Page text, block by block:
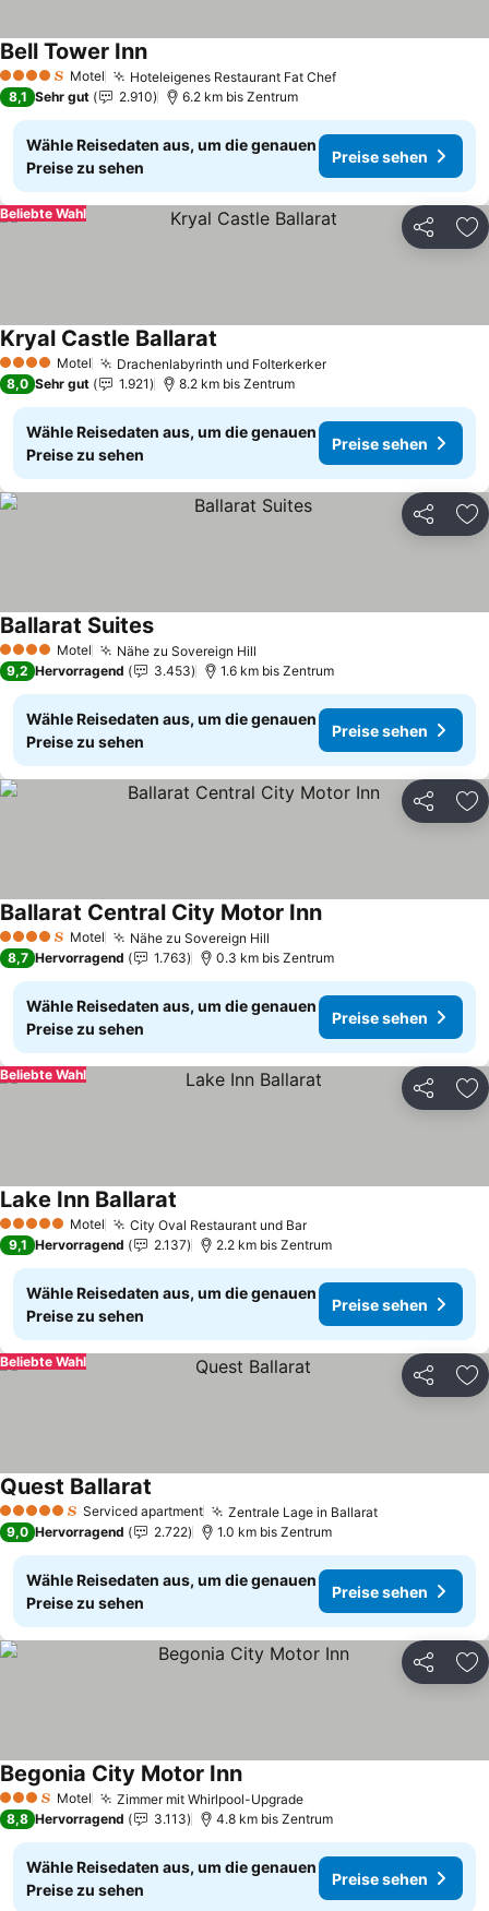
4 Sterne Motel Hoteleigenes Restaurant Fat ChefPreise sehen
Bell Tower InnPreise sehen
8,1 Sehr gut 2.910 6.2 km bis Zentrum
Wähle Reisedaten aus, um die genauen
Preise zu sehen
Preise sehen
Teilen
Beliebte Wahl
4 Sterne Motel Drachenlabyrinth und FolterkerkerPreise sehen
Kryal Castle Ballarat
8,0 Sehr gut 1.921 8.2 km bis Zentrum
Wähle Reisedaten aus, um die genauen
Preise zu sehen
Preise sehen
Teilen
4 Sterne Motel Nähe zu Sovereign Hill
Ballarat SuitesPreise sehen
9,2 Hervorragend 3.453 1.6 km bis Zentrum
Wähle Reisedaten aus, um die genauen
Preise zu sehen
Preise sehen
Teilen
4 Sterne Motel Nähe zu Sovereign Hill
Ballarat Central City Motor InnPreise sehen
8,7 Hervorragend 1.763 0.3 km bis Zentrum
Wähle Reisedaten aus, um die genauen
Preise zu sehen
Preise sehen
Teilen
Beliebte Wahl
5 Sterne Motel City Oval Restaurant und BarPreise sehen
Lake Inn Ballarat
9,1 Hervorragend 2.137 2.2 km bis Zentrum
Wähle Reisedaten aus, um die genauen
Preise zu sehen
Preise sehen
Teilen
Beliebte Wahl
5 Sterne Serviced apartment Zentrale Lage in BallaratPreise sehen
Quest Ballarat
9,0 Hervorragend 2.722 1.0 km bis Zentrum
Wähle Reisedaten aus, um die genauen
Preise zu sehen
Preise sehen
Teilen
3 Sterne Motel Zimmer mit Whirlpool-UpgradePreise sehen
Begonia City Motor InnPreise sehen
8,8 Hervorragend 3.113 4.8 km bis Zentrum
Wähle Reisedaten aus, um die genauen
Preise zu sehen
Preise sehen